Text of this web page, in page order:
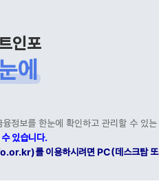
인포
에
정보를 한눈에 확인하고 관리할 수 있
있습니다.
를 이용하시려면 PC(데스크탑 또